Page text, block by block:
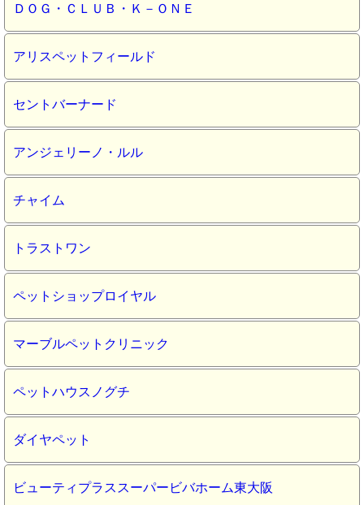
ＤＯＧ・ＣＬＵＢ・Ｋ－ＯＮＥ
アリスペットフィールド
セントバーナード
アンジェリーノ・ルル
チャイム
トラストワン
ペットショップロイヤル
マーブルペットクリニック
ペットハウスノグチ
ダイヤペット
ビューティプラススーパービバホーム東大阪